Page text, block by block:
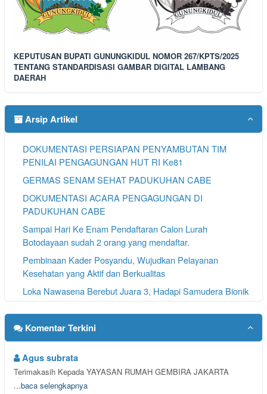
KEPUTUSAN BUPATI GUNUNGKIDUL NOMOR 267/KPTS/2025
TENTANG STANDARDISASI GAMBAR DIGITAL LAMBANG
DAERAH
Arsip Artikel
DOKUMENTASI PERSIAPAN PENYAMBUTAN TIM
PENILAI PENGAGUNGAN HUT RI Ke81
GERMAS SENAM SEHAT PADUKUHAN CABE
DOKUMENTASI ACARA PENGAGUNGAN DI
PADUKUHAN CABE
Sampai Hari Ke Enam Pendaftaran Calon Lurah
Botodayaan sudah 2 orang yang mendaftar.
Pembinaan Kader Posyandu, Wujudkan Pelayanan
Kesehatan yang Aktif dan Berkualitas
Loka Nawasena Berebut Juara 3, Hadapi Samudera Bionik
SAMPAI HARI KE 4 PENDAFTARAN CALON LURAH
BOTODAYAAN 3 BALON SUDAH MENGAMBIL
Komentar Terkini
Agus subrata
Terimakasih Kepada YAYASAN RUMAH GEMBIRA JAKARTA
...baca selengkapnya